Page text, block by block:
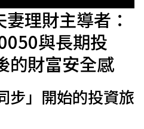
理財主導者：
與長期投
的財富安全感
步」開始的投資旅